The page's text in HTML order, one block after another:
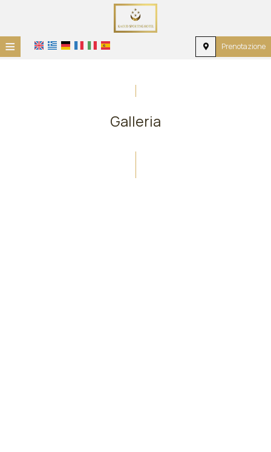
≡ Prenotazione
Posizione
Alloggio
Galleria